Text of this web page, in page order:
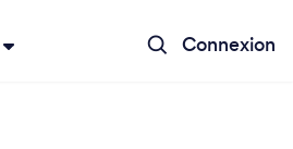
Connexion